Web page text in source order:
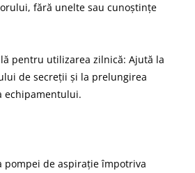
fără unelte sau cunoștințe
pentru utilizarea zilnică: Ajută la
de secreții și la prelungirea
echipamentului.
de aspirație împotriva